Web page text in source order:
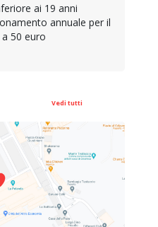
ai 19 anni
annuale per il
50 euro
Vedi tutti